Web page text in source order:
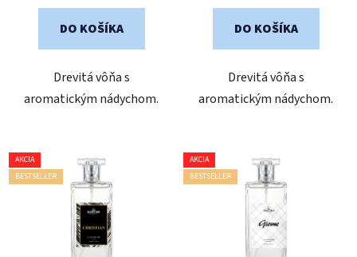
DO KOŠÍKA
Drevitá vôňa s
aromatickým nádychom.
DO KOŠÍKA
Drevitá vôňa s
aromatickým nádychom.
AKCIA
BESTSELLER
AKCIA
BESTSELLER